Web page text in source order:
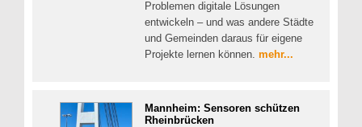
Problemen digitale Lösungen
entwickeln – und was andere Städte
und Gemeinden daraus für eigene
Projekte lernen können. mehr...
Mannheim: Sensoren schützen
Rheinbrücken